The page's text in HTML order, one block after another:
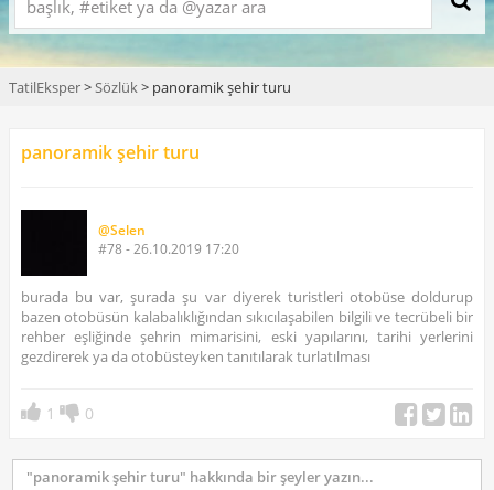
TatilEksper>Sözlük> panoramik şehir turu
panoramik şehir turu
@Selen
#78 - 26.10.2019 17:20
burada bu var, şurada şu var diyerek turistleri otobüse doldurup
bazen otobüsün kalabalıklığından sıkıcılaşabilen bilgili ve tecrübeli bir
rehber eşliğinde şehrin mimarisini, eski yapılarını, tarihi yerlerini
gezdirerek ya da otobüsteyken tanıtılarak turlatılması
1 0